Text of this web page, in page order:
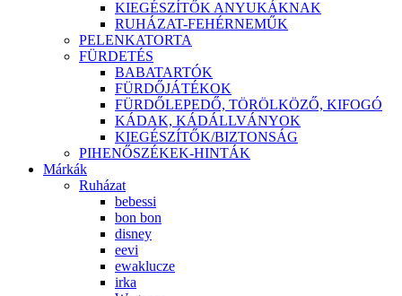
KIEGÉSZÍTŐK ANYUKÁKNAK
RUHÁZAT-FEHÉRNEMŰK
PELENKATORTA
FÜRDETÉS
BABATARTÓK
FÜRDŐJÁTÉKOK
FÜRDŐLEPEDŐ, TÖRÖLKÖZŐ, KIFOGÓ
KÁDAK, KÁDÁLLVÁNYOK
KIEGÉSZÍTŐK/BIZTONSÁG
PIHENŐSZÉKEK-HINTÁK
Márkák
Ruházat
bebessi
bon bon
disney
eevi
ewaklucze
irka